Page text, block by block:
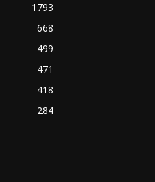
1793
668
499
471
418
284